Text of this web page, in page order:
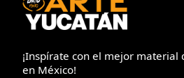
¡Inspírate con el mejor material
en México!